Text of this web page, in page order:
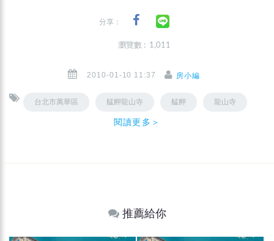
分享：
瀏覽數 : 1,011
2010-01-10 11:37 房小編
台北市萬華區 艋舺龍山寺 艋舺 龍山寺
閱讀更多＞
推薦給你